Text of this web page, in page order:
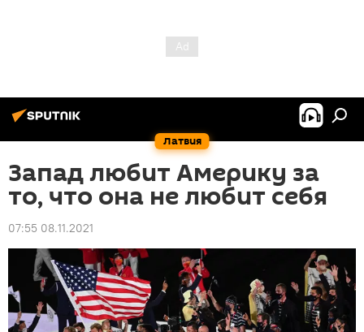
Латвия
Запад любит Америку за
то, что она не любит себя
07:55 08.11.2021